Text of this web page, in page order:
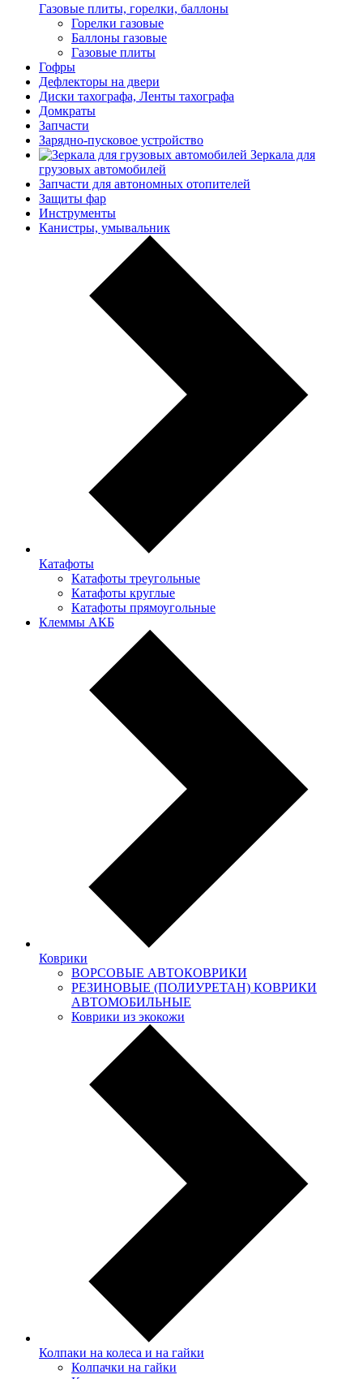
Газовые плиты, горелки, баллоны
Горелки газовые
Баллоны газовые
Газовые плиты
Гофры
Дефлекторы на двери
Диски тахографа, Ленты тахографа
Домкраты
Запчасти
Зарядно-пусковое устройство
Зеркала для
грузовых автомобилей
Запчасти для автономных отопителей
Защиты фар
Инструменты
Канистры, умывальник
Катафоты
Катафоты треугольные
Катафоты круглые
Катафоты прямоугольные
Клеммы АКБ
Коврики
ВОРСОВЫЕ АВТОКОВРИКИ
РЕЗИНОВЫЕ (ПОЛИУРЕТАН) КОВРИКИ
АВТОМОБИЛЬНЫЕ
Коврики из экокожи
Колпаки на колеса и на гайки
Колпачки на гайки